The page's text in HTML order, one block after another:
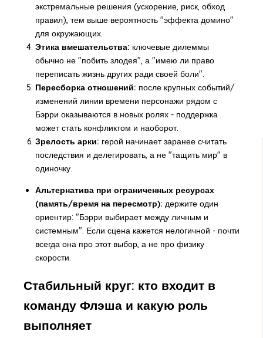
экстремальные решения (ускорение, риск, обход
правил), тем выше вероятность "эффекта домино"
для окружающих.
Этика вмешательства: ключевые дилеммы
обычно не "побить злодея", а "имею ли право
переписать жизнь других ради своей боли".
Пересборка отношений: после крупных событий/
изменений линии времени персонажи рядом с
Бэрри оказываются в новых ролях - поддержка
может стать конфликтом и наоборот.
Зрелость арки: герой начинает заранее считать
последствия и делегировать, а не "тащить мир" в
одиночку.
Альтернатива при ограниченных ресурсах
(память/время на пересмотр): держите один
ориентир: "Бэрри выбирает между личным и
системным". Если сцена кажется нелогичной - почти
всегда она про этот выбор, а не про физику
скорости.
Стабильный круг: кто входит в
команду Флэша и какую роль
выполняет